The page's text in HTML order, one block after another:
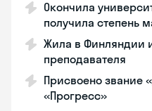
Окончила
получила степень
Жила в Финляндии
преподавателя
Присвоено звание
«Прогресс»